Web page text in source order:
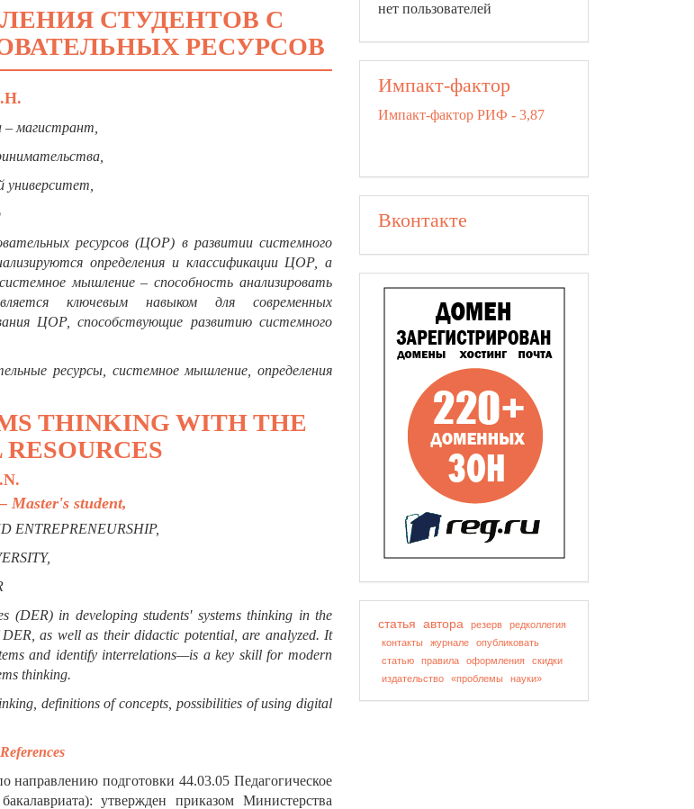
СТУДЕНТОВ С
РЕСУРСОВ
– магистрант,
университет,
ресурсов (ЦОР) в развитии системного
определения и классификации ЦОР, а
мышление – способность анализировать
ключевым навыком для современных
ЦОР, способствующие развитию системного
ресурсы, системное мышление, определения
THINKING WITH THE
Master's student,
ENTREPRENEURSHIP,
(DER) in developing students' systems thinking in the
as well as their didactic potential, are analyzed. It
and identify interrelations—is a key skill for modern
thinking.
definitions of concepts, possibilities of using digital
направлению подготовки 44.03.05 Педагогическое
утвержден приказом Министерства
нет пользователей
Импакт-фактор
Импакт-фактор РИФ - 3,87
Вконтакте
статья автора резерв
редколлегия
контакты
журнале
опубликовать
статью
правила оформления
скидки
издательство
«проблемы науки»